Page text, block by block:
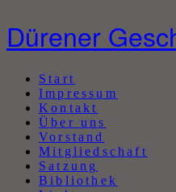
Dürener
Abbrechen
Start
Impressum
Kontakt
Über uns
Vorstand
Mitgliedschaft
Satzung
Bibliothek